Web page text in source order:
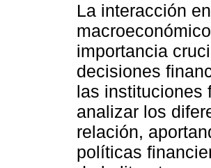
La interacción
importancia
decisiones
las instituciones
analizar los
relación,
políticas